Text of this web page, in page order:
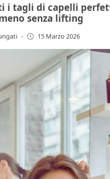
i tagli di capelli
senza lifting
- 15 Marzo 2026